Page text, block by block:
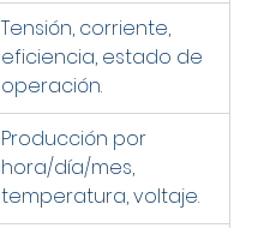
Tensión, corriente,
eficiencia, estado de
operación.
Producción por
hora/día/mes,
temperatura, voltaje.